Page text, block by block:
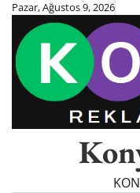
Skip
content
Pazar, Ağustos 9, 2026